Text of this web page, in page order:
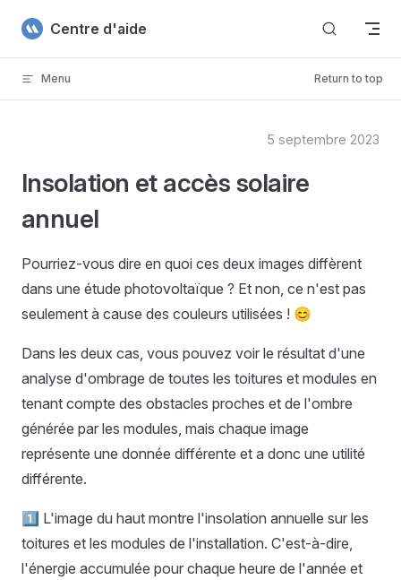
Skip to content
Centre d'aide
Menu Return to top
5 septembre 2023
Insolation et accès solaire
annuel
Pourriez-vous dire en quoi ces deux images diffèrent
dans une étude photovoltaïque ? Et non, ce n'est pas
seulement à cause des couleurs utilisées ! 😊
Dans les deux cas, vous pouvez voir le résultat d'une
analyse d'ombrage de toutes les toitures et modules en
tenant compte des obstacles proches et de l'ombre
générée par les modules, mais chaque image
représente une donnée différente et a donc une utilité
différente.
1️⃣ L'image du haut montre l'insolation annuelle sur les
toitures et les modules de l'installation. C'est-à-dire,
l'énergie accumulée pour chaque heure de l'année et